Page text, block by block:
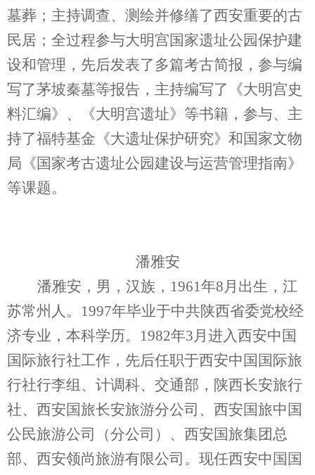
墓葬；主持调查、测绘并修缮了西安重要的古
民居；全过程参与大明宫国家遗址公园保护建
设和管理，先后发表了多篇考古简报，参与编
写了茅坡秦墓等报告，主持编写了《大明宫史
料汇编》、《大明宫遗址》等书籍，参与、主
持了福特基金《大遗址保护研究》和国家文物
局《国家考古遗址公园建设与运营管理指南》
等课题。
潘雅安
潘雅安，男，汉族，1961年8月出生，江
苏常州人。1997年毕业于中共陕西省委党校经
济专业，本科学历。1982年3月进入西安中国
国际旅行社工作，先后任职于西安中国国际旅
行社行李组、计调科、交通部，陕西长安旅行
社、西安国旅长安旅游分公司、西安国旅中国
公民旅游公司（分公司）、西安国旅集团总
部、西安领尚旅游有限公司。现任西安中国国